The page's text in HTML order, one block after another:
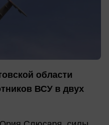
области
ВСУ в двух